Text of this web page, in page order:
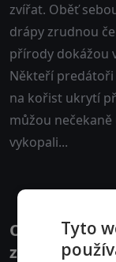
zvířat. Oběť
drápy zrudnou
přírody dokážou
Někteří predátoři
na kořist ukrytí
můžou
vykopali...
Obsazení
zvířecí říši -
Tyto